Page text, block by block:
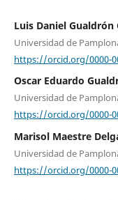
Luis Daniel Gualdrón
Universidad de
https://orcid.org/0000-
Oscar Eduardo
Universidad de
https://orcid.org/0000-
Marisol Maestre
Universidad de
https://orcid.org/0000-